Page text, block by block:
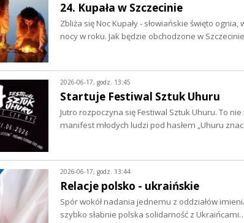
24. Kupała w Szczecinie
Zbliża się Noc Kupały - słowiańskie święto
nocy w roku. Jak będzie obchodzone w
2026-06-17, godz. 13:45
Startuje Festiwal Sztuk Uhuru
Jutro rozpoczyna się Festiwal Sztuk Uhuru. To
manifest młodych ludzi pod hasłem „Uhuru
2026-06-17, godz. 13:44
Relacje polsko - ukraińskie
Spór wokół nadania jednemu z oddziałów
szybko słabnie polska solidarność z